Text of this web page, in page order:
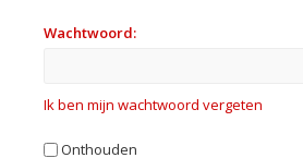
Wachtwoord:
Ik ben mijn wachtwoord vergeten
Onthouden